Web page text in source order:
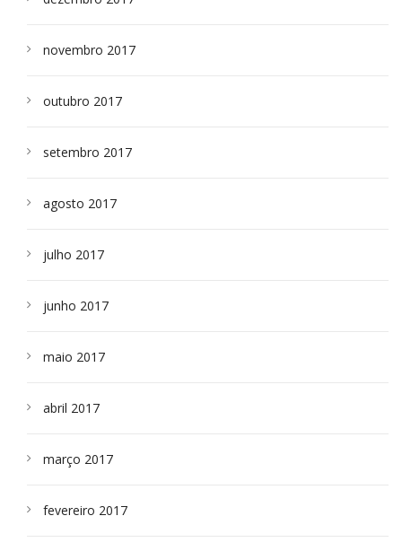
novembro 2017
outubro 2017
setembro 2017
agosto 2017
julho 2017
junho 2017
maio 2017
abril 2017
março 2017
fevereiro 2017